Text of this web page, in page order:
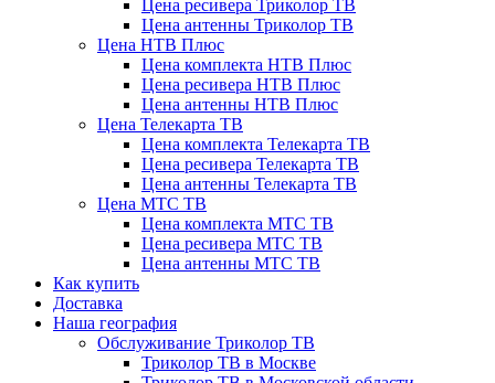
Цена ресивера Триколор ТВ
Цена антенны Триколор ТВ
Цена НТВ Плюс
Цена комплекта НТВ Плюс
Цена ресивера НТВ Плюс
Цена антенны НТВ Плюс
Цена Телекарта ТВ
Цена комплекта Телекарта ТВ
Цена ресивера Телекарта ТВ
Цена антенны Телекарта ТВ
Цена МТС ТВ
Цена комплекта МТС ТВ
Цена ресивера МТС ТВ
Цена антенны МТС ТВ
Как купить
Доставка
Наша география
Обслуживание Триколор ТВ
Триколор ТВ в Москве